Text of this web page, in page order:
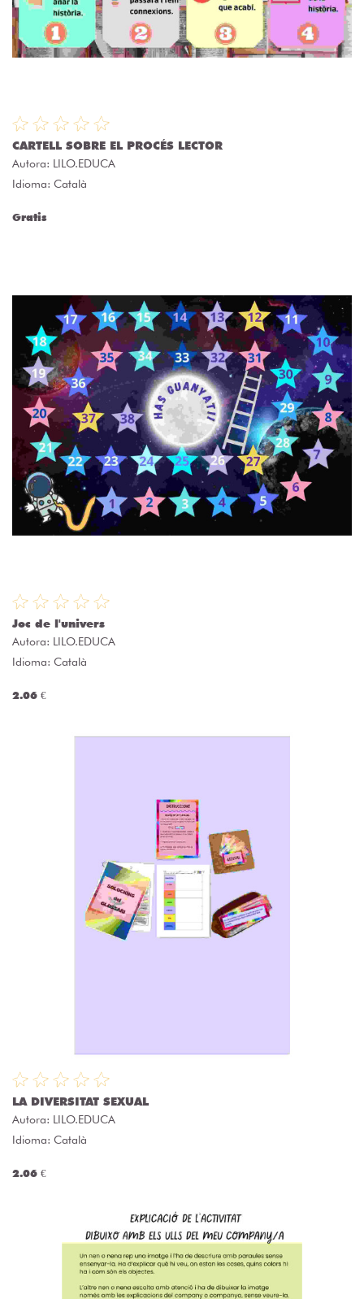
CARTELL SOBRE EL PROCÉS LECTOR
Autora: LILO.EDUCA
Idioma: Català
Gratis
Joc de l'univers
Autora: LILO.EDUCA
Idioma: Català
2.06 €
LA DIVERSITAT SEXUAL
Autora: LILO.EDUCA
Idioma: Català
2.06 €